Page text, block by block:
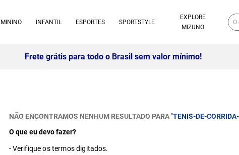
INFANTIL ESPORTES SPORTSTYLE
EXPLORE
MIZUNO
NÃO ENCONTRAMOS NENHUM RESULTADO PARA "TENIS-DE-
O que eu devo fazer?
Verifique os termos digitados.